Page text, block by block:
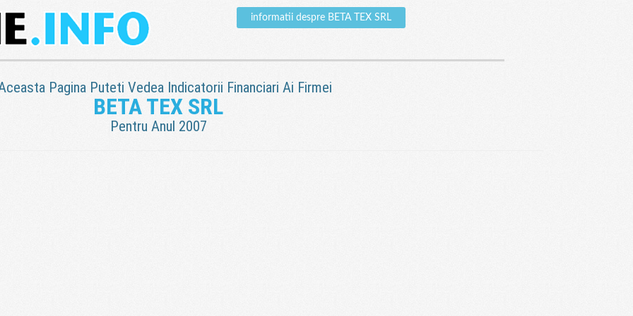
informatii despre BETA TEX SRL
Pagina Puteti Vedea Indicatorii Financiari Ai Firmei
BETA TEX SRL
Pentru Anul 2007